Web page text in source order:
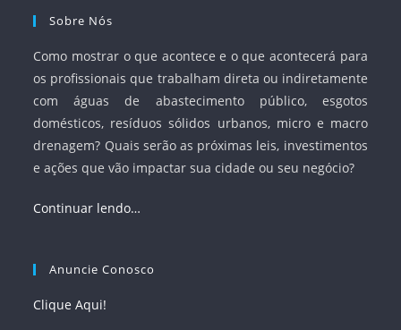
Sobre Nós
Como mostrar o que acontece e o que acontecerá para
os profissionais que trabalham direta ou indiretamente
com águas de abastecimento público, esgotos
domésticos, resíduos sólidos urbanos, micro e macro
drenagem? Quais serão as próximas leis, investimentos
e ações que vão impactar sua cidade ou seu negócio?
Continuar lendo…
Anuncie Conosco
Clique Aqui!